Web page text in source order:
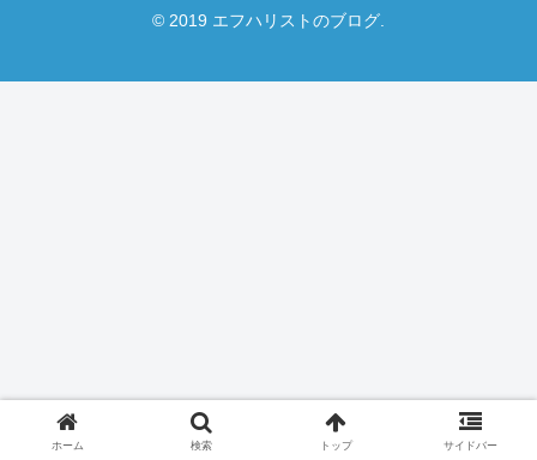
© 2019 エフハリストのブログ.
ホーム 検索 トップ サイドバー